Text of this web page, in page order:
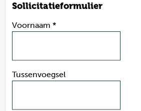
Sollicitatieformulier
Voornaam *
Tussenvoegsel